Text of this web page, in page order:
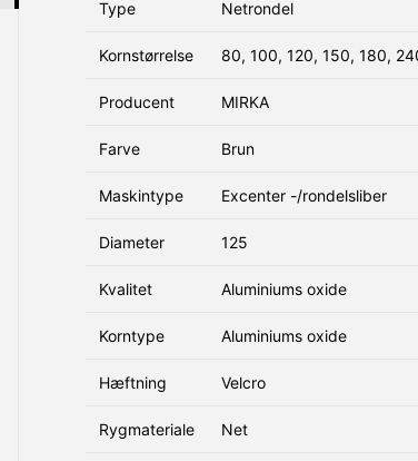
Type
Netrondel
Kornstørrelse 80, 100, 120, 150, 180,
Producent MIRKA
Farve Brun
Maskintype Excenter -/rondelsliber
Diameter 125
Kvalitet Aluminiums oxide
Korntype Aluminiums oxide
Hæftning Velcro
Rygmateriale Net